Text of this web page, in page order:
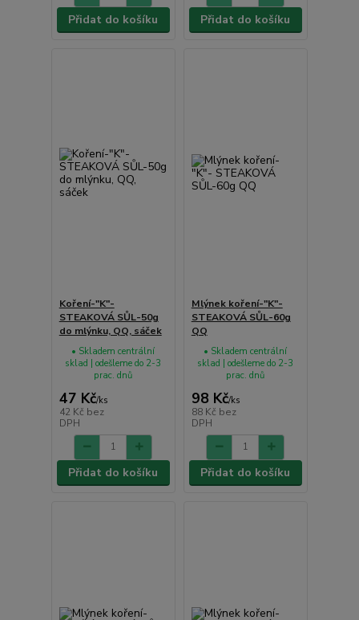
Přidat do košíku Přidat do košíku
Koření-"K"-
STEAKOVÁ SŮL-50g
do mlýnku, QQ, sáček
47 Kč/ks
42 Kč bez
DPH
• Skladem centrální
sklad | odešleme do 2-3
prac. dnů
Přidat do košíku
Mlýnek koření-"K"-
STEAKOVÁ SŮL-60g
QQ
98 Kč/ks
88 Kč bez
DPH
• Skladem centrální
sklad | odešleme do 2-3
prac. dnů
Přidat do košíku